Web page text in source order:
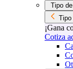
Tipo
Tipo
¡Gana
Cotiza